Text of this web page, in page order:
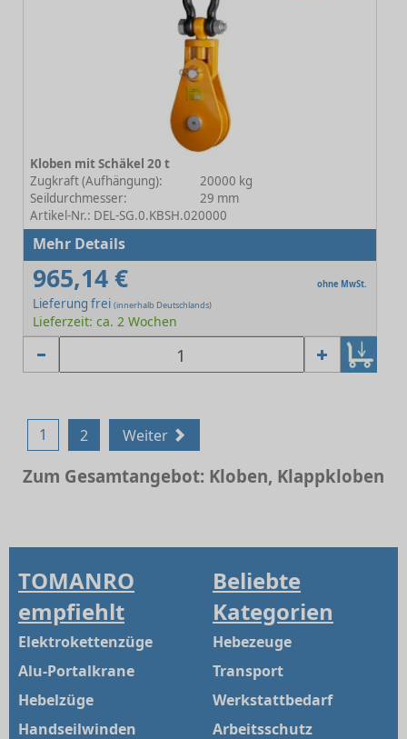
Kloben mit Schäkel 20 t
Zugkraft (Aufhängung):
20000 kg
Seildurchmesser:
29 mm
Artikel-Nr.: DEL-SG.0.KBSH.020000
Mehr Details
965,14 € ohne MwSt.
Lieferung frei (innerhalb Deutschlands)
Lieferzeit: ca. 2 Wochen
1 2 Weiter
Zum Gesamtangebot: Kloben, Klappkloben
TOMANRO
empfiehlt
Elektrokettenzüge
Alu-Portalkrane
Hebelzüge
Handseilwinden
Beliebte
Kategorien
Hebezeuge
Transport
Werkstattbedarf
Arbeitsschutz